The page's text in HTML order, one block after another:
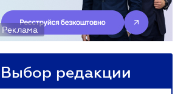
Реклама
Выбор редакции